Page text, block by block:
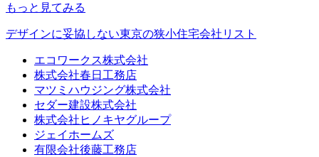
もっと見てみる
デザインに妥協しない東京の狭小住宅会社リスト
エコワークス株式会社
株式会社春日工務店
マツミハウジング株式会社
セダー建設株式会社
株式会社ヒノキヤグループ
ジェイホームズ
有限会社後藤工務店